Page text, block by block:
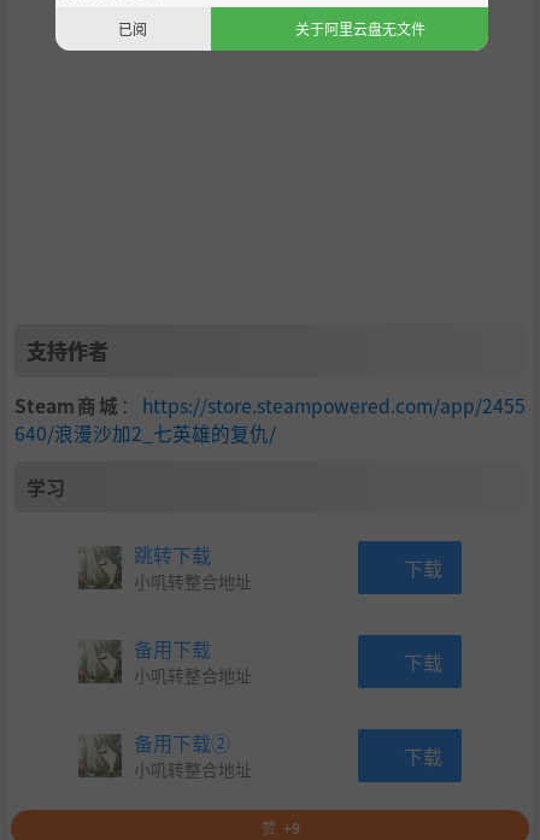
家。
■音乐、语音
担任原作音乐的伊藤賢治在本作中也负责音乐编曲。
游戏中有为本作准备的全新编曲BGM和原作的原版BGM，玩
家可以在选项画面自由切换。
支持作者
Steam商城 ： https://store.steampowered.com/app/2455
640/浪漫沙加2_七英雄的复仇/
学习
跳转下载
小叽转整合地址 下载
备用下载
小叽转整合地址 下载
备用下载②
小叽转整合地址 下载
赞 +9
已阅
关于阿里云盘无文件